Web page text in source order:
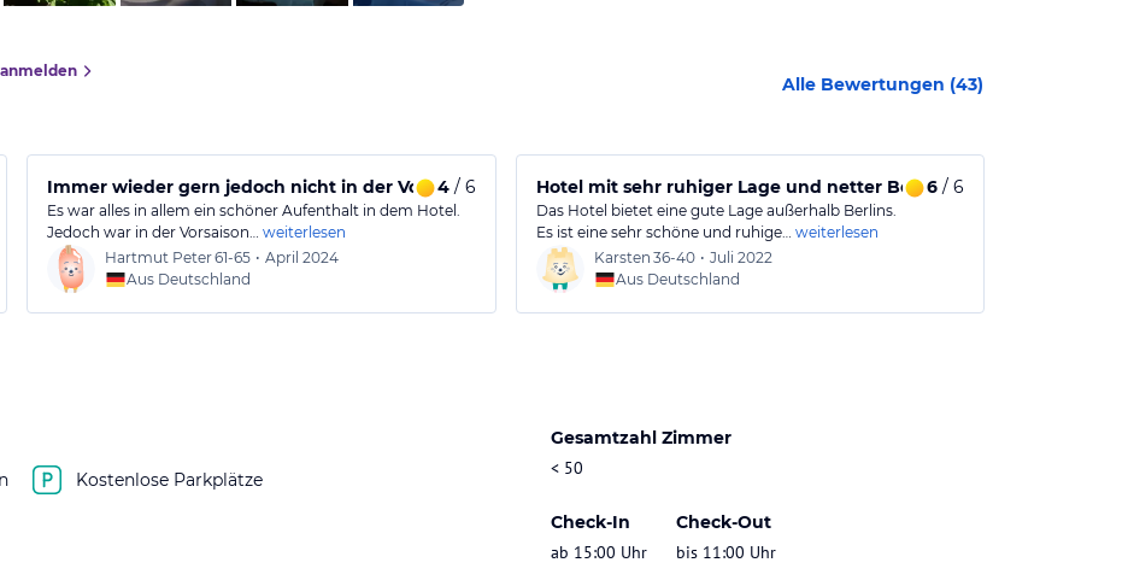
Alle Bewertungen (43)
Immer wieder gern jedoch nicht in der Vorssison
4/ 6
Es war alles in allem ein schöner Aufenthalt in dem Hotel.
Jedoch war in der Vorsaison… weiterlesen
Hartmut Peter61-65 • April 2024
Aus Deutschland
Hotel mit sehr ruhiger Lage und netter Bewirtung.
6/ 6
Das Hotel bietet eine gute Lage außerhalb Berlins.
Es ist eine sehr schöne und ruhige… weiterlesen
Karsten 36-40 • Juli 2022
Aus Deutschland
Kostenlose Parkplätze
Gesamtzahl Zimmer
< 50
Check-In
ab 15:00 Uhr
Check-Out
bis 11:00 Uhr